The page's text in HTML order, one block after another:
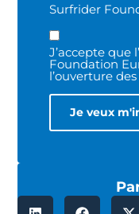
Surfrider
J’accepte que
Foundation
l’ouverture